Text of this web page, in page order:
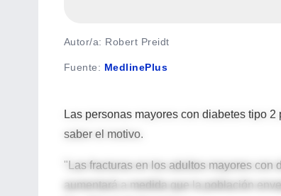
Autor/a: Robert Preidt
Fuente: MedlinePlus
Las personas mayores con diabetes tipo
saber el motivo.
"Las fracturas en los adultos mayores con
aumentará a medida que la población